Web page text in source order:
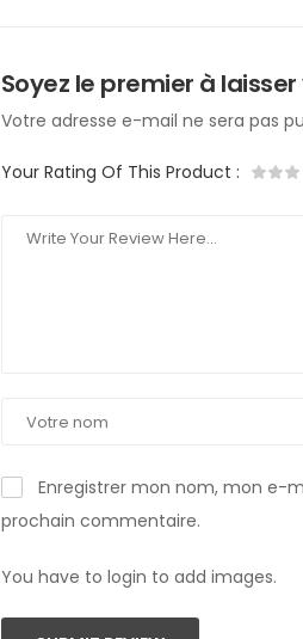
Soyez le premier à
Votre adresse e-mail ne sera pas
Your Rating Of This Product :
Enregistrer mon nom, mon e-
prochain commentaire.
You have to login to add images.